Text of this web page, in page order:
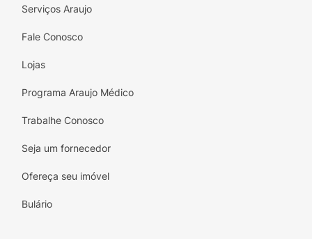
Serviços Araujo
Fale Conosco
Lojas
Programa Araujo Médico
Trabalhe Conosco
Seja um fornecedor
Ofereça seu imóvel
Bulário